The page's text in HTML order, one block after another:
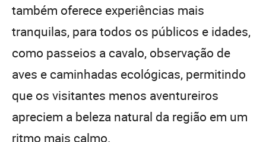
também oferece experiências mais
tranquilas, para todos os públicos e idades,
como passeios a cavalo, observação de
aves e caminhadas ecológicas, permitindo
que os visitantes menos aventureiros
apreciem a beleza natural da região em um
ritmo mais calmo.